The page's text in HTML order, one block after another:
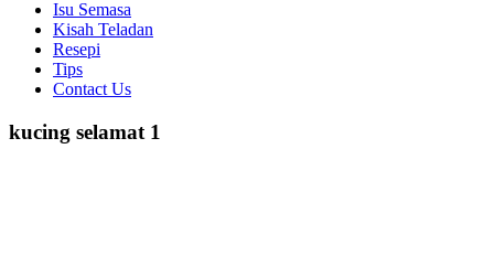
Isu Semasa
Kisah Teladan
Resepi
Tips
Contact Us
kucing selamat 1